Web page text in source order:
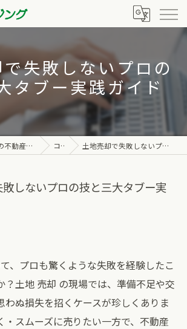
失敗しないプロの
タブー実践ガイド
愛知県名古屋市の不動産なら株式会社有明ハウジング コラム 土地売却で失敗しないプロの技と三大タブー実践ガイド
しないプロの技と三大タブー実
、プロも驚くような失敗を経験したこ
？土地 売却 の現場では、準備不足や交
わぬ損失を招くケースが珍しくありま
・スムーズに売りたい一方で、不動産